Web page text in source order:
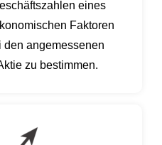
eines
Faktoren
angemessenen
zu bestimmen.